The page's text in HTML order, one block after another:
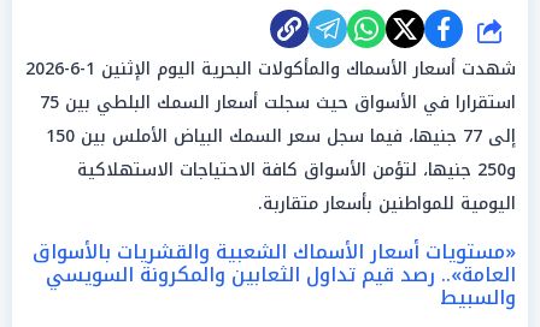
شارك
شهدت أسعار الأسماك والمأكولات البحرية اليوم الإثنين 1-6-2026
استقرارا في الأسواق حيث سجلت أسعار السمك البلطي بين 75
إلى 77 جنيها، فيما سجل سعر السمك البياض الأملس بين 150
و250 جنيها، لتؤمن الأسواق كافة الاحتياجات الاستهلاكية
اليومية للمواطنين بأسعار متقاربة.
«مستويات أسعار الأسماك الشعبية والقشريات بالأسواق
العامة».. رصد قيم تداول الثعابين والمكرونة السويسي
والسبيط